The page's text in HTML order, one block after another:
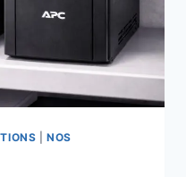
|NOS